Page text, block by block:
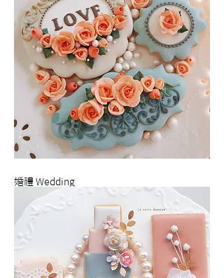
婚禮 Wedding